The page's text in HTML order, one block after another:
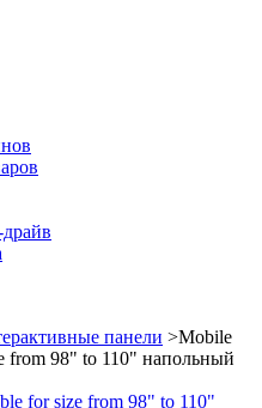
драйв
панели >Mobile
from 98" to 110" напольный